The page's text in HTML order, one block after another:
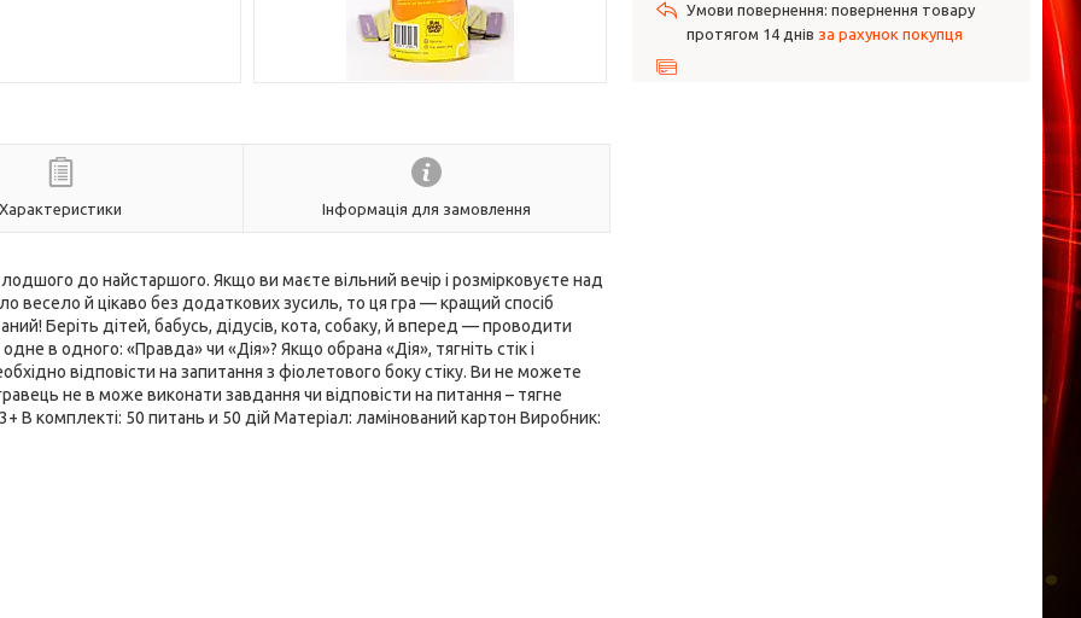
Характеристики Інформація для замовлення
до найстаршого. Якщо ви маєте вільний вечір і розмірковуєте над
й цікаво без додаткових зусиль, то ця гра — кращий спосіб
Беріть дітей, бабусь, дідусів, кота, собаку, й вперед — проводити
в одного: «Правда» чи «Дія»? Якщо обрана «Дія», тягніть стік і
відповісти на запитання з фіолетового боку стіку. Ви не можете
не в може виконати завдання чи відповісти на питання – тягне
В комплекті: 50 питань и 50 дій Матеріал: ламінований картон Виробник:
повернення товару
протягом 14 днів за рахунок покупця